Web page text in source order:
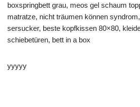
boxspringbett grau, meos gel schaum
matratze, nicht träumen können
sersucker, beste kopfkissen 80×80,
schiebetüren, bett in a box
yyyyy